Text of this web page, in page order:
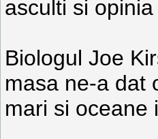
asculti si
Biologul Joe
masa ne-a dat
mari si oceane